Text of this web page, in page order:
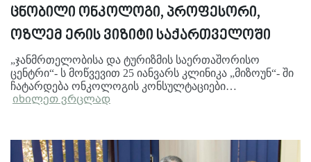
ცნობილი ონკოლოგი, პროფესორი,
ოზლემ ერის ვიზიტი საქართველოში
„ჯანმრთელობისა და ტურიზმის საერთაშორისო
ცენტრი“- ს მოწვევით 25 იანვარს კლინიკა „მიზოუნ“- ში
ჩატარდება ონკოლოგის კონსულტაციები…
იხილეთ ვრცლად